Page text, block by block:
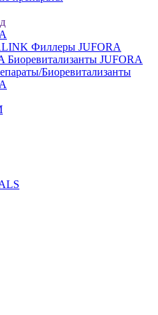
Филлеры JUFORA
Биоревитализанты JUFORA
Биоревитализанты